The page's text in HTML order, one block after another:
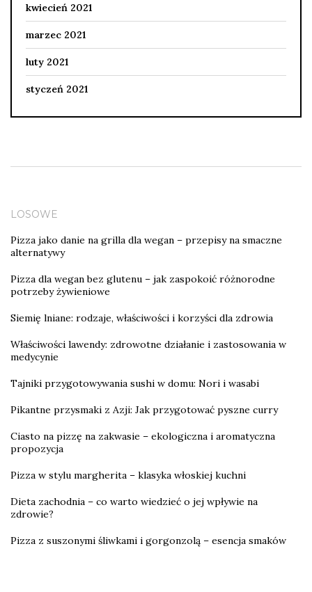
kwiecień 2021
marzec 2021
luty 2021
styczeń 2021
LOSOWE
Pizza jako danie na grilla dla wegan – przepisy na smaczne
alternatywy
Pizza dla wegan bez glutenu – jak zaspokoić różnorodne
potrzeby żywieniowe
Siemię lniane: rodzaje, właściwości i korzyści dla zdrowia
Właściwości lawendy: zdrowotne działanie i zastosowania w
medycynie
Tajniki przygotowywania sushi w domu: Nori i wasabi
Pikantne przysmaki z Azji: Jak przygotować pyszne curry
Ciasto na pizzę na zakwasie – ekologiczna i aromatyczna
propozycja
Pizza w stylu margherita – klasyka włoskiej kuchni
Dieta zachodnia – co warto wiedzieć o jej wpływie na
zdrowie?
Pizza z suszonymi śliwkami i gorgonzolą – esencja smaków